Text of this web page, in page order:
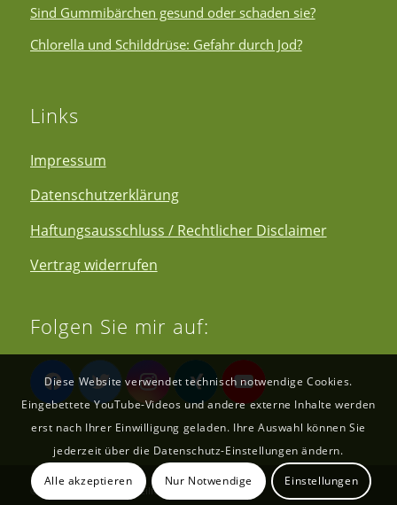
Sind Gummibärchen gesund oder schaden sie?
Chlorella und Schilddrüse: Gefahr durch Jod?
Links
Impressum
Datenschutzerklärung
Haftungsausschluss / Rechtlicher Disclaimer
Vertrag widerrufen
Folgen Sie mir auf:
© Copyright - Gesund Heilfasten
Diese Website verwendet technisch notwendige Cookies.
Eingebettete YouTube-Videos und andere externe Inhalte werden
erst nach Ihrer Einwilligung geladen. Ihre Auswahl können Sie
jederzeit über die Datenschutz-Einstellungen ändern.
Alle akzeptieren Nur Notwendige Einstellungen